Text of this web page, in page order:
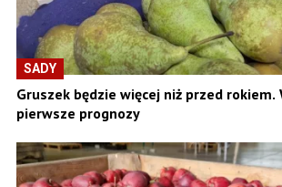
SADY
Gruszek będzie więcej niż przed rokiem.
pierwsze prognozy